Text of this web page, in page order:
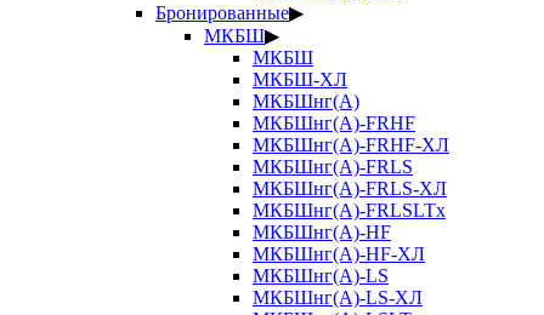
Бронированные▶
МКБШ▶
МКБШ
МКБШ-ХЛ
МКБШнг(А)
МКБШнг(А)-FRHF
МКБШнг(А)-FRHF-ХЛ
МКБШнг(А)-FRLS
МКБШнг(А)-FRLS-ХЛ
МКБШнг(А)-FRLSLTx
МКБШнг(А)-HF
МКБШнг(А)-HF-ХЛ
МКБШнг(А)-LS
МКБШнг(А)-LS-ХЛ